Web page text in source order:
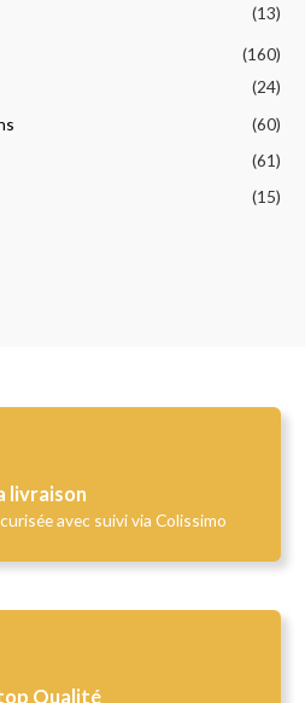
(13)
(160)
(24)
(60)
(61)
(15)
livraison
avec suivi via Colissimo
Qualité​